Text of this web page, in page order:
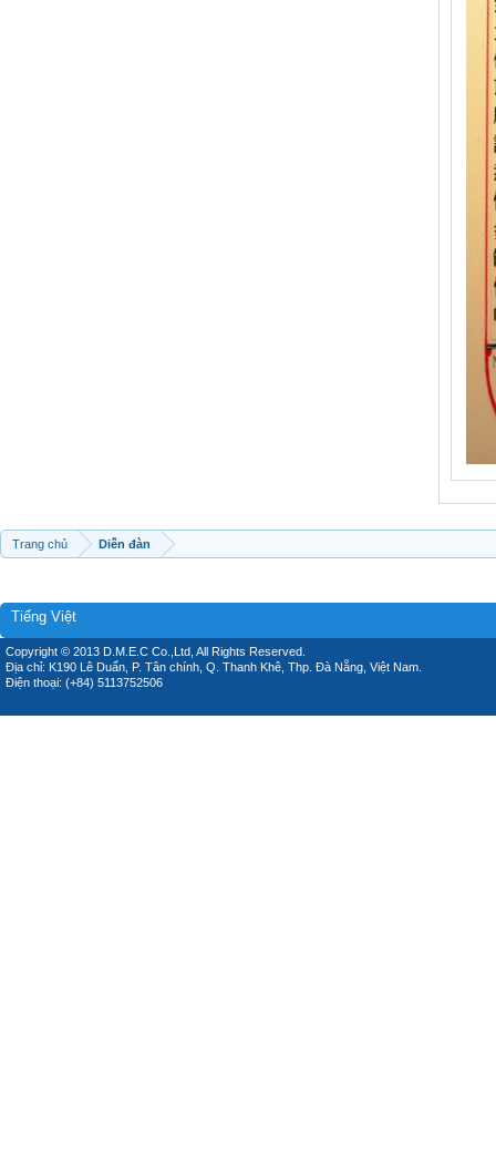
Trang chủ Diễn đàn
Tiếng Việt
Copyright © 2013 D.M.E.C Co.,Ltd, All Rights Reserved.
Địa chỉ: K190 Lê Duẩn, P. Tân chính, Q. Thanh Khê, Thp. Đà Nẵng, Việt Nam.
Điện thoại: (+84) 5113752506